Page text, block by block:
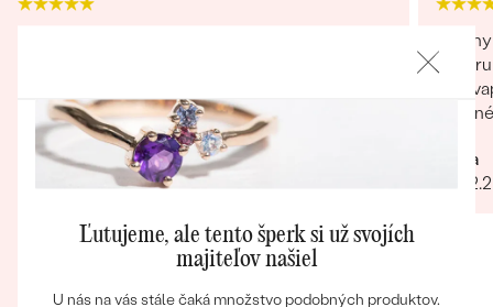
Bestsellery
ktoré tiež potešili
Pekne spravená stránka Rýchle spracovanie
objednávky a dodanie objednaného tovaru
prekvapením i ručne napísaným pozdravom
25.01.2024
Zobraziť celú recenziu
výberu
Mária
Ľutujeme, ale tento šperk si už svojích
majiteľov našiel
U nás na vás stále čaká množstvo podobných produktov.